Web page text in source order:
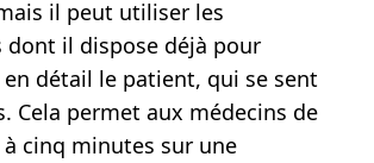
il peut utiliser les
dont il dispose déjà pour
détail le patient, qui se sent
Cela permet aux médecins de
cinq minutes sur une